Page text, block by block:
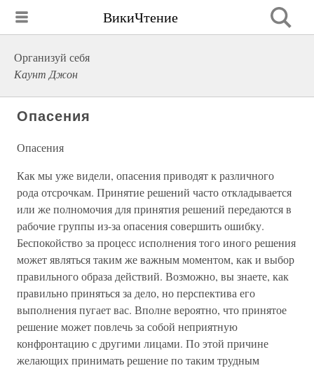
ВикиЧтение
Организуй себя
Каунт Джон
Опасения
Опасения
Как мы уже видели, опасения приводят к различного
рода отсрочкам. Принятие решений часто откладывается
или же полномочия для принятия решений передаются в
рабочие группы из-за опасения совершить ошибку.
Беспокойство за процесс исполнения того иного решения
может являться таким же важным моментом, как и выбор
правильного образа действий. Возможно, вы знаете, как
правильно приняться за дело, но перспектива его
выполнения пугает вас. Вполне вероятно, что принятое
решение может повлечь за собой неприятную
конфронтацию с другими лицами. По этой причине
желающих принимать решение по таким трудным